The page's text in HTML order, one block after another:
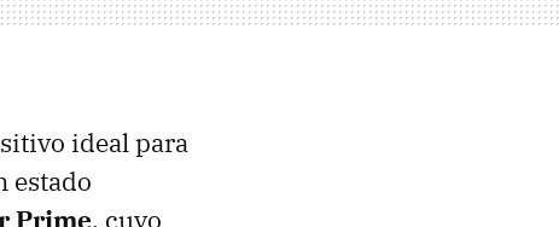
ideal para
estado
Prime, cuyo